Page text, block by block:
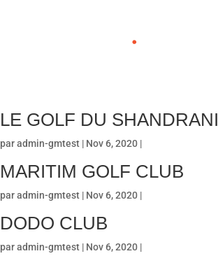
LE GOLF DU SHANDRANI
paradmin-gmtest | Nov 6, 2020 |
MARITIM GOLF CLUB
paradmin-gmtest | Nov 6, 2020 |
DODO CLUB
paradmin-gmtest | Nov 6, 2020 |